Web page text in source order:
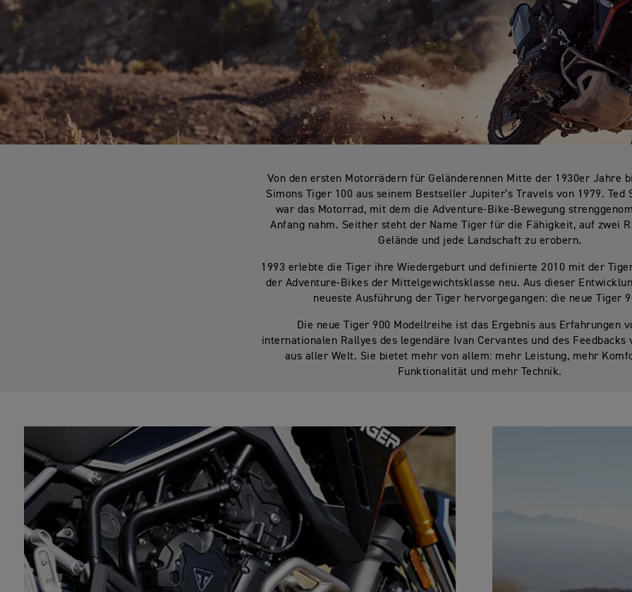
Von den ersten Motorrädern für Geländerennen Mitte der 1930er Jahre
Simons Tiger 100 aus seinem Bestseller Jupiter‘s Travels von 1979. Ted
war das Motorrad, mit dem die Adventure-Bike-Bewegung
Anfang nahm. Seither steht der Name Tiger für die Fähigkeit, auf zwei
Gelände und jede Landschaft zu erobern.
1993 erlebte die Tiger ihre Wiedergeburt und definierte 2010 mit der
der Adventure-Bikes der Mittelgewichtsklasse neu. Aus dieser
neueste Ausführung der Tiger hervorgegangen: die neue Tiger
Die neue Tiger 900 Modellreihe ist das Ergebnis aus Erfahrungen
internationalen Rallyes des legendäre Ivan Cervantes und des Feedbacks
aus aller Welt. Sie bietet mehr von allem: mehr Leistung, mehr
Funktionalität und mehr Technik.